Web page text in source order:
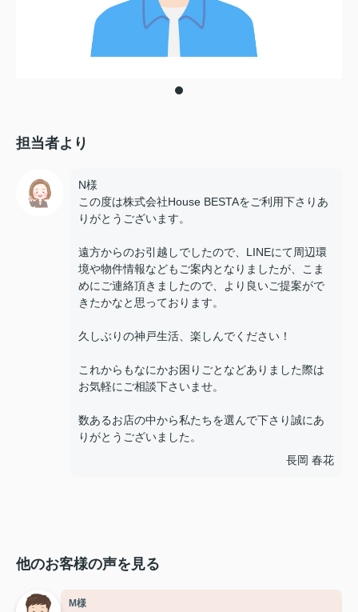
担当者より
N様
この度は株式会社House BESTAをご利用下さりあ
りがとうございます。
遠方からのお引越しでしたので、LINEにて周辺環
境や物件情報などもご案内となりましたが、こま
めにご連絡頂きましたので、より良いご提案がで
きたかなと思っております。
久しぶりの神戸生活、楽しんでください！
これからもなにかお困りごとなどありました際は
お気軽にご相談下さいませ。
数あるお店の中から私たちを選んで下さり誠にあ
りがとうございました。
長岡 春花
他のお客様の声を見る
M様